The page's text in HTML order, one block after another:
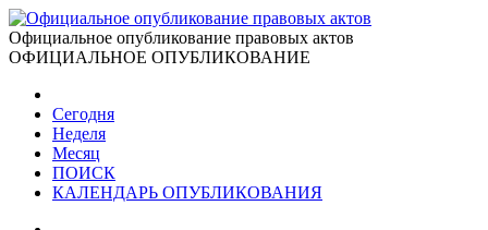
Официальное опубликование правовых актов
ОФИЦИАЛЬНОЕ ОПУБЛИКОВАНИЕ
Сегодня
Неделя
Месяц
ПОИСК
КАЛЕНДАРЬ ОПУБЛИКОВАНИЯ